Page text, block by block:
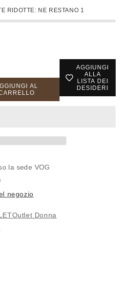
RIDOTTE: NE RESTANO 1
AL
AGGIUNGI
ALLA
LISTA DEI
DESIDERI
la sede VOG
negozio
Outlet Donna